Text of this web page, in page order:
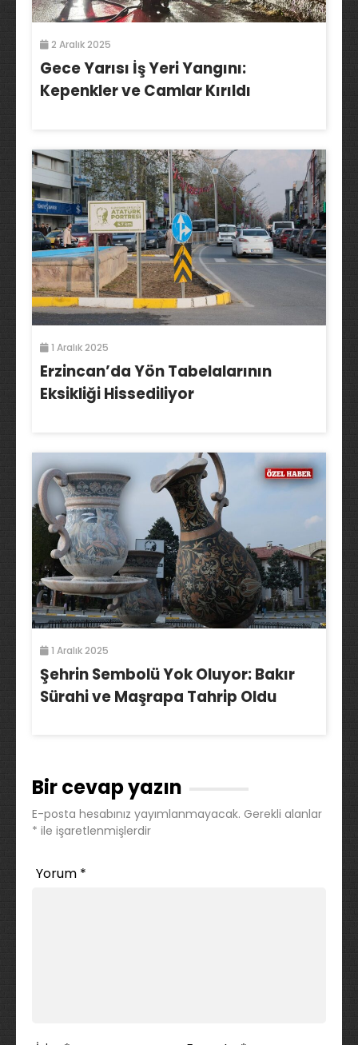
2 Aralık 2025
Gece Yarısı İş Yeri Yangını:
Kepenkler ve Camlar Kırıldı
1 Aralık 2025
Erzincan’da Yön Tabelalarının
Eksikliği Hissediliyor
1 Aralık 2025
Şehrin Sembolü Yok Oluyor: Bakır
Sürahi ve Maşrapa Tahrip Oldu
Bir cevap yazın
E-posta hesabınız yayımlanmayacak. Gerekli alanlar
* ile işaretlenmişlerdir
Yorum *